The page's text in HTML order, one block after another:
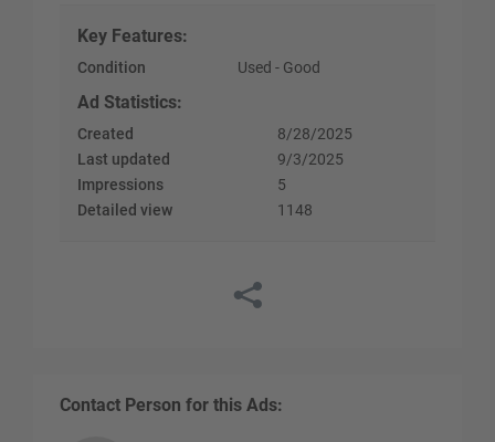
Key Features:
Condition Used - Good
Ad Statistics:
Created
8/28/2025
Last updated
9/3/2025
Impressions
5
Detailed view
1148
Contact Person for this Ads: